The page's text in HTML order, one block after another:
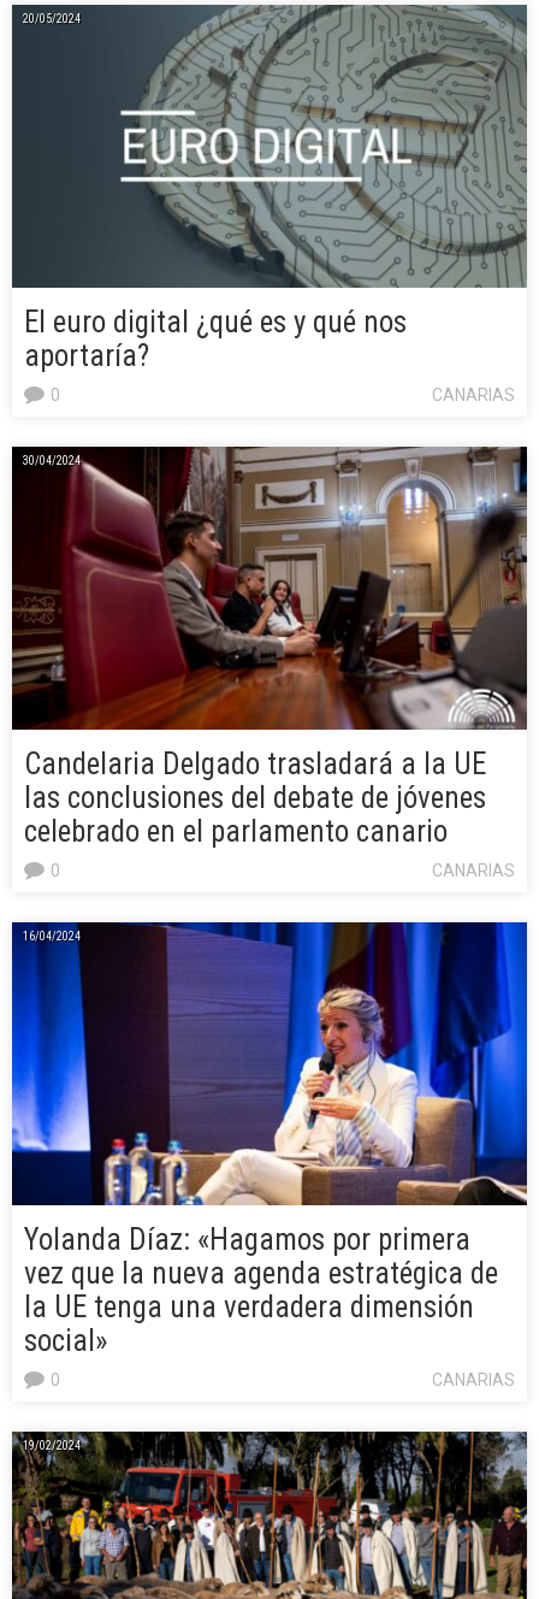
20/05/2024
El euro digital ¿qué es y qué nos
aportaría?
CANARIAS
0
30/04/2024
Candelaria Delgado trasladará a la UE
las conclusiones del debate de jóvenes
celebrado en el parlamento canario
CANARIAS
0
16/04/2024
Yolanda Díaz: «Hagamos por primera
vez que la nueva agenda estratégica de
la UE tenga una verdadera dimensión
social»
CANARIAS
0
19/02/2024